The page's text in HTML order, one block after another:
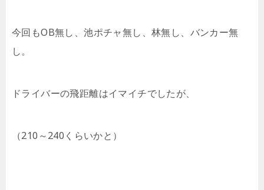
今回もOB無し、池ポチャ無し、林無し、バンカー無
し。
ドライバーの飛距離はイマイチでしたが、
（210～240くらいかと）